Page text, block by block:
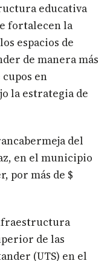
educativa
fortalecen la
espacios de
de manera más
en
la estrategia de
del
en el municipio
por más de $
de las
(UTS) en el